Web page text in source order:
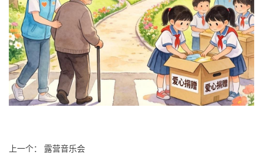
上一个： 露营音乐会